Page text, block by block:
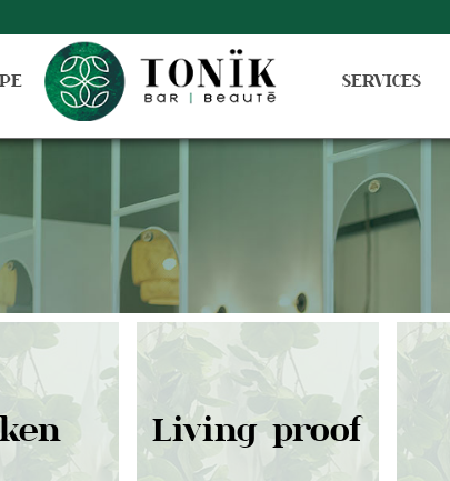
SERVICES
Living proof